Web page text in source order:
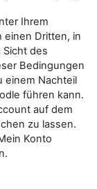
Ihrem
einen Dritten, in
des
Bedingungen
einem Nachteil
führen kann.
auf dem
zu lassen.
Konto